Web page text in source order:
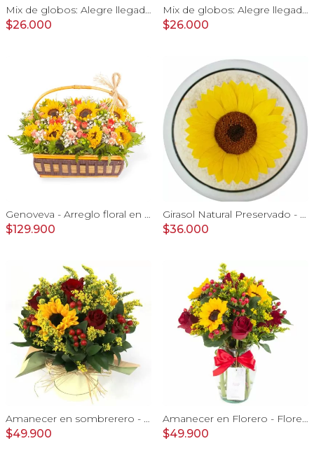
Mix de globos: Alegre llegada Baby Girl
$26.000
Mix de globos: Alegre llegada Baby Boy
$26.000
Genoveva - Arreglo floral en canasto de mimbre con girasoles, mini rosas, gypsophila e hypericum
$129.900
Girasol Natural Preservado - girasol preservado en pecera vidrio con piedrecitas
$36.000
Amanecer en sombrerero - Arreglo floral de girasoles, rosas rojo, e hypericum
$49.900
Amanecer en Florero - Florero con girasoles, rosas rojo e hypericum
$49.900